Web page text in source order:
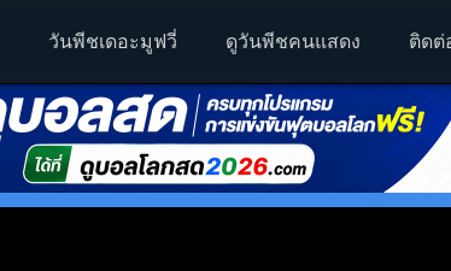
วันพีชเดอะมูฟวี่ ดูวันพีชคนแสดง ติดต่